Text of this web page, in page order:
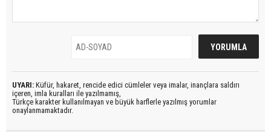
UYARI: Küfür, hakaret, rencide edici cümleler veya imalar, inançlara saldırı
içeren, imla kuralları ile yazılmamış,
Türkçe karakter kullanılmayan ve büyük harflerle yazılmış yorumlar
onaylanmamaktadır.